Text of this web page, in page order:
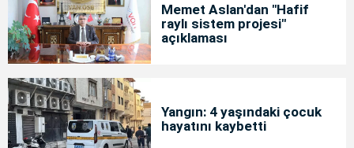
Memet Aslan'dan "Hafif
raylı sistem projesi"
açıklaması
Yangın: 4 yaşındaki çocuk
hayatını kaybetti